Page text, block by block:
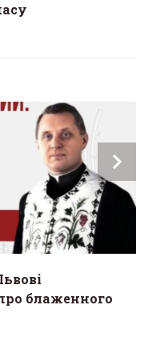
блаженного